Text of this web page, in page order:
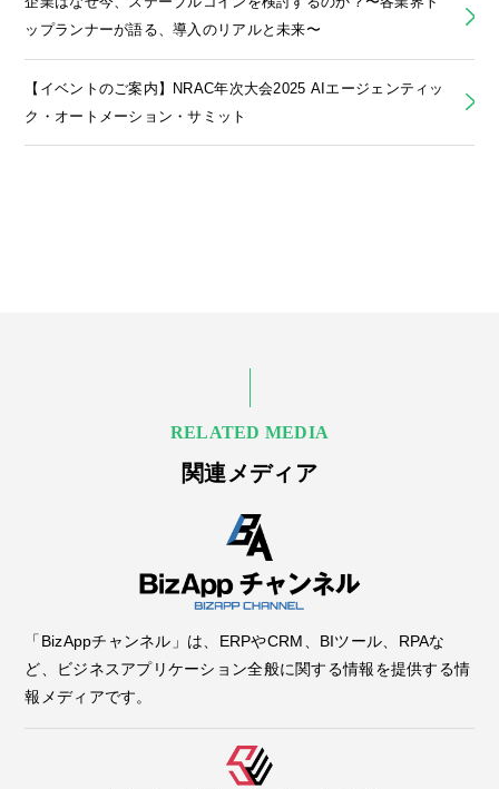
ップランナーが語る、導入のリアルと未来〜
【イベントのご案内】NRAC年次大会2025 AIエージェンティッ
ク・オートメーション・サミット
RELATED MEDIA
関連メディア
「BizAppチャンネル」は、ERPやCRM、BIツール、RPAな
ど、ビジネスアプリケーション全般に関する情報を提供する情
報メディアです。